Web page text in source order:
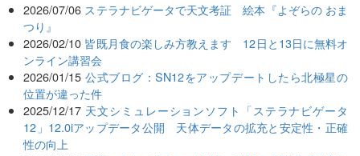
2026/07/06 ステラナビゲータで天文考証 絵本『よぞらの おま
つり』
2026/02/10 皆既月食の楽しみ方教えます 12日と13日に無料オ
ンライン講習会
2026/01/15 公式ブログ：SN12をアップデートしたら北極星の
位置が違った件
2025/12/17 天文シミュレーションソフト「ステラナビゲータ
12」12.0iアップデータ公開 天体データの拡充と安定性・正確
性の向上